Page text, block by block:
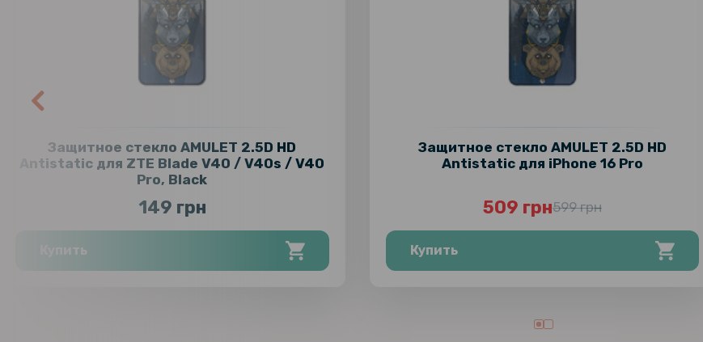
Защитное стекло AMULET 2.5D HD
Antistatic для ZTE Blade V40 / V40s / V40
Pro, Black
149 грн
Купить
Защитное стекло AMULET 2.5D HD
Antistatic для iPhone 16 Pro
509 грн599 грн
Купить